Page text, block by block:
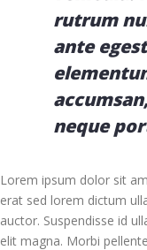
rutrum
ante
neque
Lorem ipsum dolor sit
erat sed lorem dictum
auctor. Suspendisse id
elit magna. Morbi